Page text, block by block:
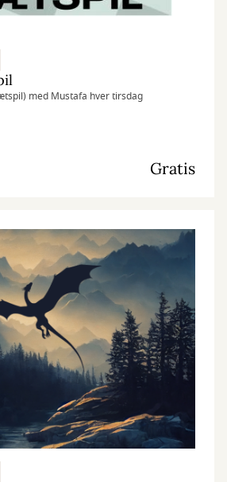
med Mustafa hver tirsdag
Gratis